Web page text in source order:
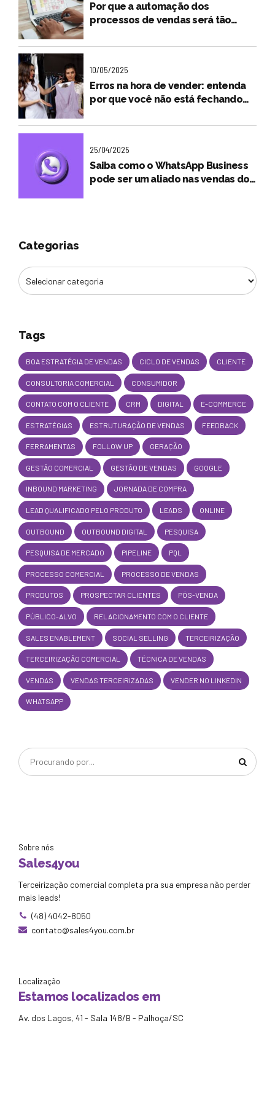
Por que a automação dos
processos de vendas será tão
lojistas?
10/05/2025
Erros na hora de vender: entenda
por que você não está fechando
25/04/2025
Saiba como o WhatsApp Business
pode ser um aliado nas vendas do
Categorias
Tags
BOA ESTRATÉGIA DE VENDAS CICLO DE VENDAS CLIENTE
CONSULTORIA COMERCIAL CONSUMIDOR
CONTATO COM O CLIENTE CRM DIGITAL E-COMMERCE
ESTRATÉGIAS ESTRUTURAÇÃO DE VENDAS FEEDBACK
FERRAMENTAS FOLLOW UP GERAÇÃO
GESTÃO COMERCIAL GESTÃO DE VENDAS GOOGLE
INBOUND MARKETING JORNADA DE COMPRA
LEAD QUALIFICADO PELO PRODUTO LEADS ONLINE
OUTBOUND OUTBOUND DIGITAL PESQUISA
PESQUISA DE MERCADO PIPELINE PQL
PROCESSO COMERCIAL PROCESSO DE VENDAS
PRODUTOS PROSPECTAR CLIENTES PÓS-VENDA
PÚBLICO-ALVO RELACIONAMENTO COM O CLIENTE
SALES ENABLEMENT SOCIAL SELLING TERCEIRIZAÇÃO
TERCEIRIZAÇÃO COMERCIAL TÉCNICA DE VENDAS
VENDAS VENDAS TERCEIRIZADAS VENDER NO LINKEDIN
WHATSAPP
Sobre nós
Sales4you
Terceirização comercial completa pra sua empresa não perder
mais leads!
(48) 4042-8050
contato@sales4you.com.br
Localização
Estamos localizados em
Av. dos Lagos, 41 - Sala 148/B - Palhoça/SC